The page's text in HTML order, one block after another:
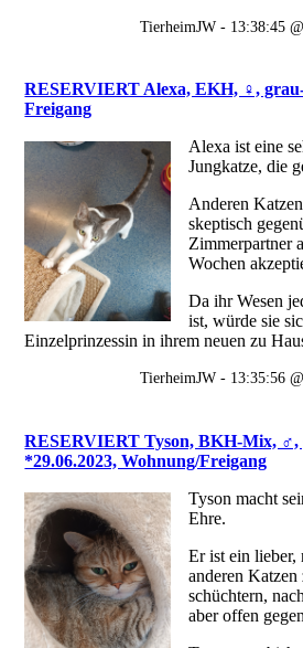
TierheimJW - 13:38:45 @
RESERVIERT Alexa, EKH, ♀,
Freigang
Alexa ist eine
Jungkatze, die
Anderen
skeptisch
Zimmerpartner
Wochen
Da ihr Wesen
ist, würde sie
Einzelprinzessin in ihrem neuen zu
TierheimJW - 13:35:56 @
RESERVIERT Tyson, BKH-Mix, ♂,
*29.06.2023, Wohnung/Freigang
Tyson macht
Ehre.
Er ist ein lieber,
anderen Katzen
schüchtern,
aber offen